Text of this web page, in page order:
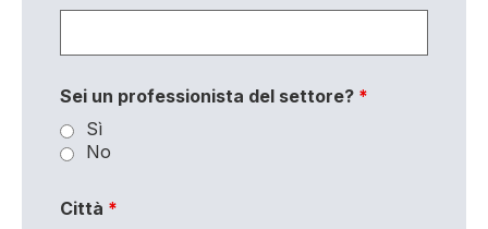
Sei un professionista del settore? *
Sì
No
Città *